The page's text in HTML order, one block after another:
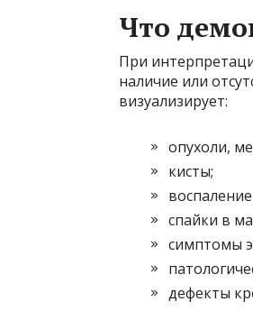
Что
При
наличие или
визуализирует:
опухоли,
кисты;
спайки в
симптомы
дефекты